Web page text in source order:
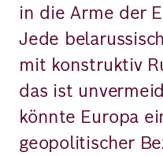
in die Arme der
Jede
mit konstruktiv
das ist
könnte Europa
geopolitischer